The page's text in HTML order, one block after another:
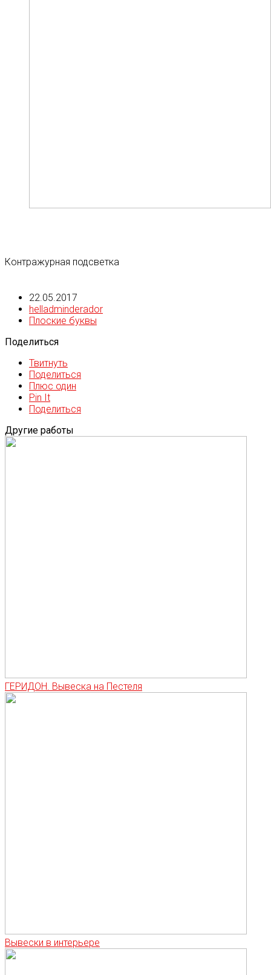
Контражурная подсветка
22.05.2017
helladminderador
Плоские буквы
Поделиться
Твитнуть
Поделиться
Плюс один
Pin It
Поделиться
Другие работы
ГЕРИДОН. Вывеска на Пестеля
Вывески в интерьере